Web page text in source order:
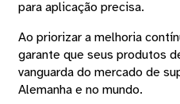
para aplicação precisa.
Ao priorizar a melhoria
garante que seus produtos
vanguarda do mercado de
Alemanha e no mundo.